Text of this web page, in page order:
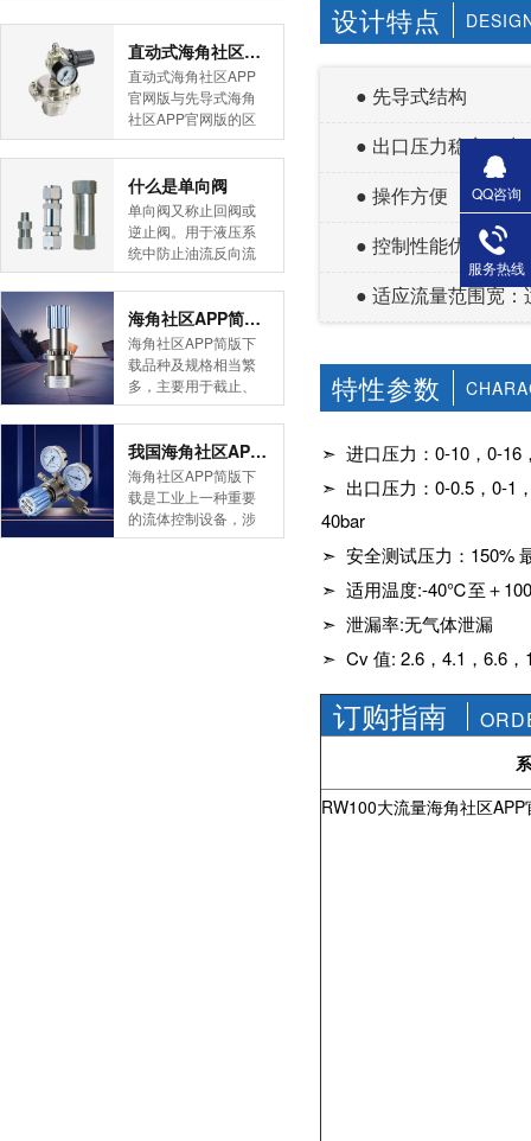
设计特点
● 先导式结构
● 出口压力稳定、
● 操作方便
● 控制性能优异：调
● 适应流量范围宽
特性参数
➣ 进口压力：0-10，0-
➣ 出口压力：0-0.5，0-1，
40bar
➣ 安全测试压力：150%
➣ 适用温度:-40℃至＋
➣ 泄漏率:无气体泄漏
➣ Cv 值: 2.6，4.1，6.6，
订购指南
RW100大流量海角社区APP
直动式海角社区APP官网版与先导式海角社区APP官网版的区别
直动式海角社区APP
官网版与先导式海角
社区APP官网版的区
别是什么？HJBA8海
角论坛海角社区APP
简版下载告诉您！先
导式海角社区APP官
网版是采用控制阀体
内的启闭件的开度来
调节介质的流量，将
介质的压力降低，同
时借助阀后压力的作
用调节启闭件的开
度，使阀后压力保持
在一定范围内，在进
口压力不断变化的情
在设定的范围内，保
护其后的生活生产器
具。本类海角社区
APP简版下载在管......
什么是单向阀
单向阀又称止回阀或
逆止阀。用于液压系
统中防止油流反向流
动,或者用于气动系统
中防止压缩空气逆向
流动。今天HJBA8海
角论坛海角社区APP
简版下载为您介绍一
下什么是单向阀。
一、简介单向阀有直
通式和直角式两种。
直通式单向阀用螺纹
连接安装在管路上。
直角式单向阀有螺纹
连接、板式连接和法
兰连接三种形式。液
海角社区APP简版下载的维护保养方式有哪些
海角社区APP简版下
载品种及规格相当繁
多，主要用于截止、
导流、稳压、分流
等，用途广泛。正确
和有序有效的维护保
养会保护海角社区
APP简版下载，使海
角社区APP简版下载
正常发挥功能并且延
我国海角社区APP简版下载市场的现状及前景如何
海角社区APP简版下
载是工业上一种重要
的流体控制设备，涉
及到国民经济诸多部
QQ咨询
服务热线